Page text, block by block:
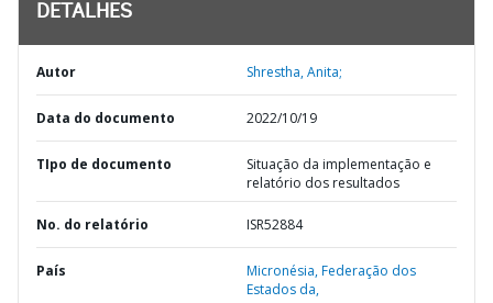
DETALHES
Autor Shrestha, Anita;
Data do documento 2022/10/19
TIpo de documento
Situação da implementação e
relatório dos resultados
No. do relatório ISR52884
País Micronésia,Federação dos
Estados da,